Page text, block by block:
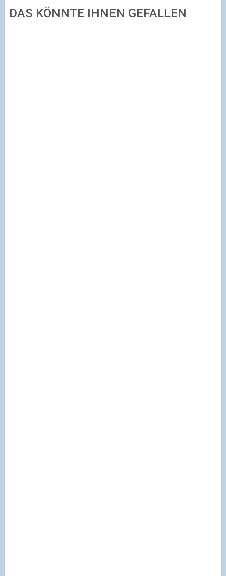
DAS KÖNNTE IHNEN GEFALLEN